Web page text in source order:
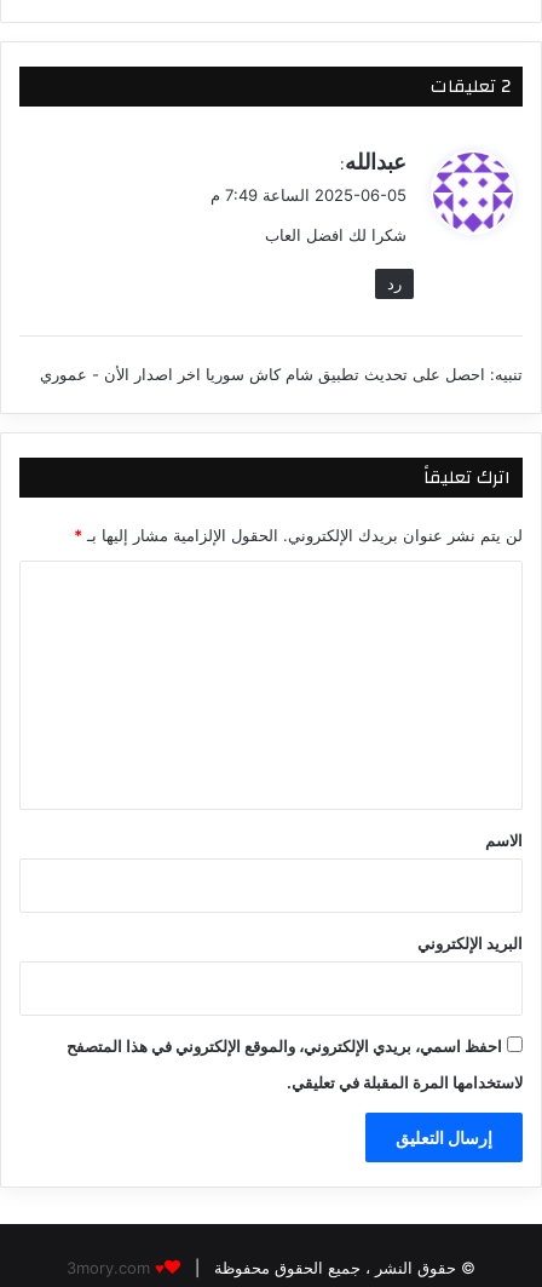
‫2 تعليقات
ي
ق
ل
عبدالله:
2025-06-05 الساعة 7:49 م
شكرا لك افضل العاب
رد
تنبيه: احصل على تحديث تطبيق شام كاش سوريا اخر اصدار الأن - عموري
اترك تعليقاً
لن يتم نشر عنوان بريدك الإلكتروني. الحقول الإلزامية مشار إليها بـ*
*
الاسم
البريد الإلكتروني
احفظ اسمي، بريدي الإلكتروني، والموقع الإلكتروني في هذا المتصفح
لاستخدامها المرة المقبلة في تعليقي.
© حقوق النشر ، جميع الحقوق محفوظة | ♥
3mory.com